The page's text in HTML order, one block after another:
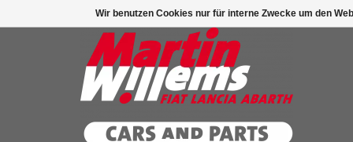
Wir benutzen Cookies nur für interne Zwecke um den